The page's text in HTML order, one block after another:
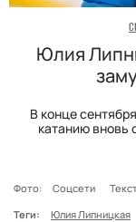
Юлия
В конце
катанию вновь
Фото: Соцсети
Теги:
Юлия Липницкая